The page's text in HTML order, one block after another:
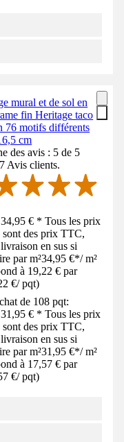
mural et de sol en
fin Heritage taco
76 motifs différents
cm
des avis : 5 de 5
Avis clients.
€ * Tous les prix
sont des prix TTC,
en sus si
par m²34,95 €*/ m²
à 19,22 € par
€/ pqt)
de 108 pqt:
€ * Tous les prix
sont des prix TTC,
en sus si
par m²31,95 €*/ m²
à 17,57 € par
€/ pqt)